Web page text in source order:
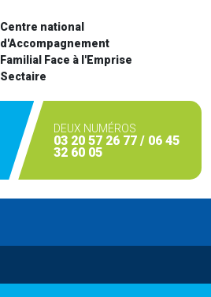
Centre national
d'Accompagnement
Familial Face à l'Emprise
Sectaire
DEUX NUMÉROS
03 20 57 26 77 / 06 45
32 60 05